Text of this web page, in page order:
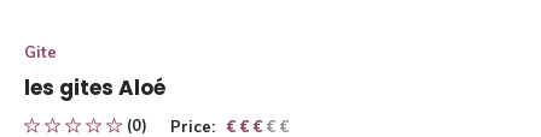
Gite
les gites Aloé
(0) Price: € € € € €
€ € €